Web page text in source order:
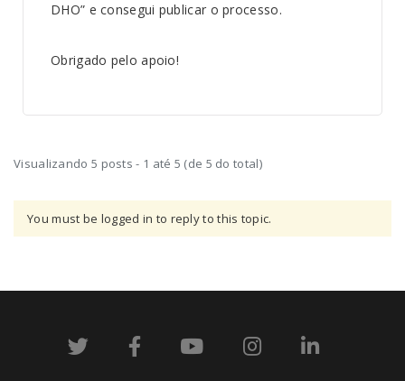
DHO” e consegui publicar o processo.
Obrigado pelo apoio!
Visualizando 5 posts - 1 até 5 (de 5 do total)
You must be logged in to reply to this topic.